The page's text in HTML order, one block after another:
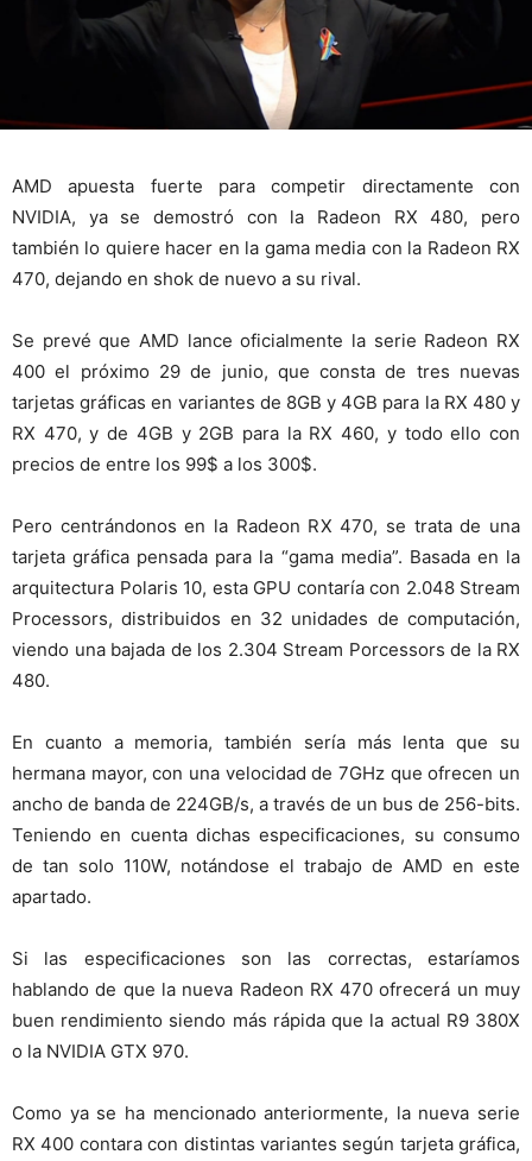
AMD apuesta fuerte para competir directamente con
NVIDIA, ya se demostró con la Radeon RX 480, pero
también lo quiere hacer en la gama media con la Radeon RX
470, dejando en shok de nuevo a su rival.
Se prevé que AMD lance oficialmente la serie Radeon RX
400 el próximo 29 de junio, que consta de tres nuevas
tarjetas gráficas en variantes de 8GB y 4GB para la RX 480 y
RX 470, y de 4GB y 2GB para la RX 460, y todo ello con
precios de entre los 99$ a los 300$.
Pero centrándonos en la Radeon RX 470, se trata de una
tarjeta gráfica pensada para la “gama media”. Basada en la
arquitectura Polaris 10, esta GPU contaría con 2.048 Stream
Processors, distribuidos en 32 unidades de computación,
viendo una bajada de los 2.304 Stream Porcessors de la RX
480.
En cuanto a memoria, también sería más lenta que su
hermana mayor, con una velocidad de 7GHz que ofrecen un
ancho de banda de 224GB/s, a través de un bus de 256-bits.
Teniendo en cuenta dichas especificaciones, su consumo
de tan solo 110W, notándose el trabajo de AMD en este
apartado.
Si las especificaciones son las correctas, estaríamos
hablando de que la nueva Radeon RX 470 ofrecerá un muy
buen rendimiento siendo más rápida que la actual R9 380X
o la NVIDIA GTX 970.
Como ya se ha mencionado anteriormente, la nueva serie
RX 400 contara con distintas variantes según tarjeta gráfica,